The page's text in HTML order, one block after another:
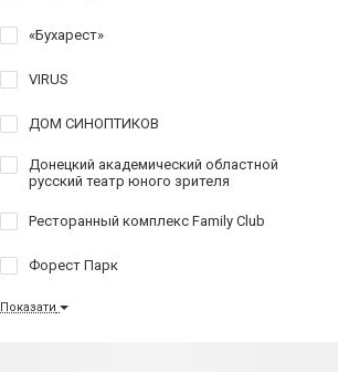
«Бухарест»
VIRUS
ДОМ СИНОПТИКОВ
Донецкий академический областной
русский театр юного зрителя
Ресторанный комплекс Family Club
Форест Парк
Показати